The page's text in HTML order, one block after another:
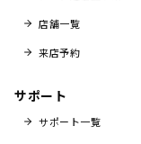
店舗一覧
来店予約
サポート
サポート一覧